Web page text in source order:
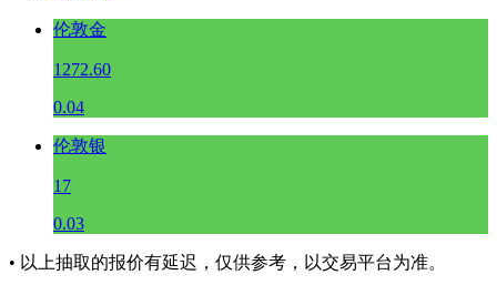
伦敦金
1272.60
0.04
伦敦银
17
0.03
• 以上抽取的报价有延迟，仅供参考，以交易平台为准。